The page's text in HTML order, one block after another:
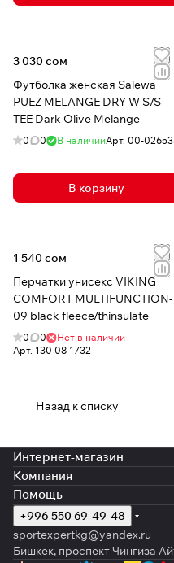
3 030 сом
Футболка женская Salewa
PUEZ MELANGE DRY W S/S
TEE Dark Olive Melange
0 0 В наличииАрт. 00-
В корзину
1 540 сом
Перчатки унисекс VIKING
COMFORT MULTIFUNCTION-
09 black fleece/thinsulate
0 0
Нет в наличии
Арт. 130 08 1732
Назад к списку
Интернет-магазин
Компания
Помощь
+996 550 69-49-48
sportexpertkg@yandex.ru
Бишкек, проспект Чингиза